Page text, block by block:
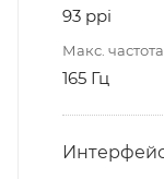
93 ppi
Макс.
165 Гц